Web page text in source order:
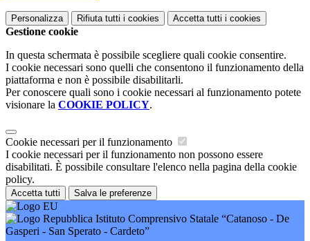
Personalizza Rifiuta tutti i cookies Accetta tutti i cookies
Gestione cookie
In questa schermata è possibile scegliere quali cookie consentire.
I cookie necessari sono quelli che consentono il funzionamento della
piattaforma e non è possibile disabilitarli.
Per conoscere quali sono i cookie necessari al funzionamento potete
visionare la COOKIE POLICY.
Cookie necessari per il funzionamento
I cookie necessari per il funzionamento non possono essere
disabilitati. È possibile consultare l'elenco nella pagina della cookie
policy.
Accetta tutti Salva le preferenze
Istituto Comprensivo Statale “Catanoso - De
Gasperi - San Sperato - Cardeto”